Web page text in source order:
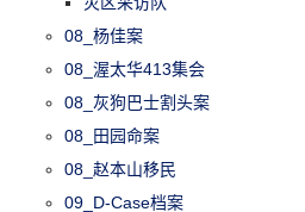
08_杨佳案
08_渥太华413集会
08_灰狗巴士割头案
08_田园命案
08_赵本山移民
09_D-Case档案